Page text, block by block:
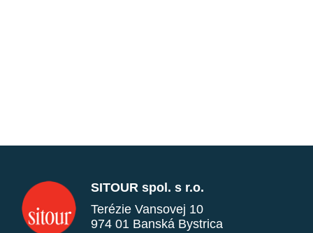
SITOUR spol. s r.o.
Terézie Vansovej 10
974 01 Banská Bystrica